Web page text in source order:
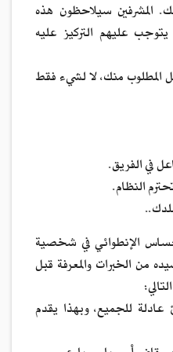
المشرفين سيلاحظون هذه
عليهم التركيز عليه
المطلوب منك، لا لشيء فقط
في الفريق.
النظام.
الإنطوائي في شخصية
من الخبرات والمعرفة قبل
للجميع، وبهذا يقدم